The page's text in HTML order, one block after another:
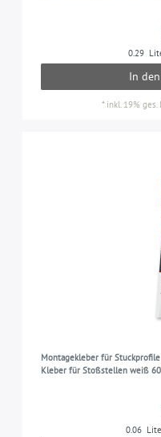
0.29
In
* inkl. 19% ges.
Montagekleber für
Kleber für Stoßstellen weiß
0.06